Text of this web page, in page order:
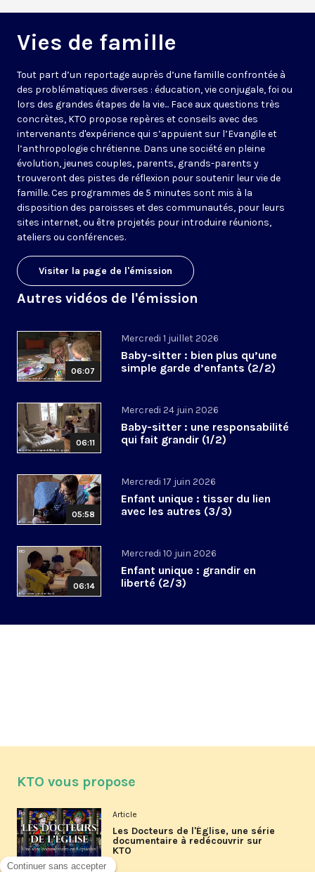
Vies de famille
Tout part d’un reportage auprès d’une famille confrontée à
des problématiques diverses : éducation, vie conjugale, foi ou
lors des grandes étapes de la vie... Face aux questions très
concrètes, KTO propose repères et conseils avec des
intervenants d'expérience qui s’appuient sur l’Evangile et
l’anthropologie chrétienne. Dans une société en pleine
évolution, jeunes couples, parents, grands-parents y
trouveront des pistes de réflexion pour soutenir leur vie de
famille. Ces programmes de 5 minutes sont mis à la
disposition des paroisses et des communautés, pour leurs
sites internet, ou être projetés pour introduire réunions,
ateliers ou conférences.
Visiter la page de l'émission
Autres vidéos de l'émission
06:07
Mercredi 1 juillet 2026
Baby-sitter : bien plus qu’une
simple garde d’enfants (2/2)
06:11
Mercredi 24 juin 2026
Baby-sitter : une responsabilité
qui fait grandir (1/2)
05:58
Mercredi 17 juin 2026
Enfant unique : tisser du lien
avec les autres (3/3)
06:14
Mercredi 10 juin 2026
Enfant unique : grandir en
liberté (2/3)
KTO vous propose
Article
Les Docteurs de l'Église, une série
documentaire à redécouvrir sur
KTO